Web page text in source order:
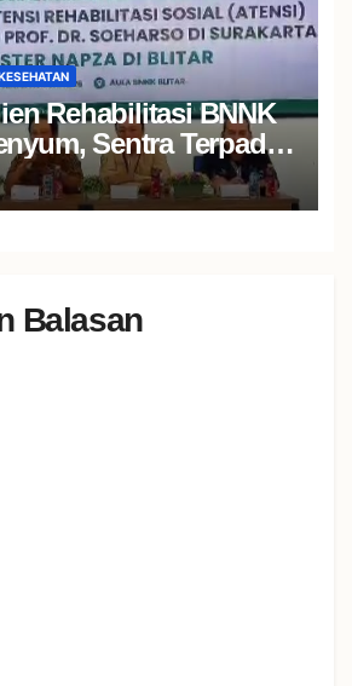
Rehabilitasi BNNK
Sentra Terpadu
Atensi
Balasan